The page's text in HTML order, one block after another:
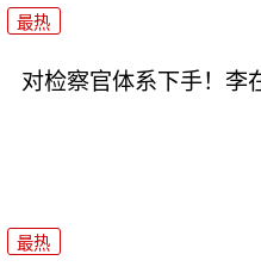
最热
对检察官体系下手！李
最热